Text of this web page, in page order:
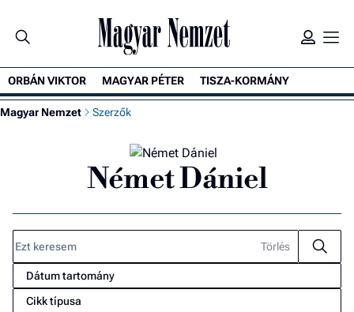
ORBÁN VIKTOR MAGYAR PÉTER TISZA-KORMÁNY
Magyar Nemzet Szerzők
Német Dániel
Dátum tartomány
Cikk típusa